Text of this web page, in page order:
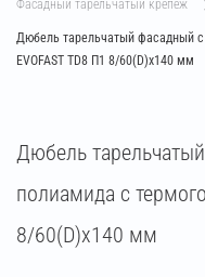
фасадный тарельчатый крепеж
Дюбель тарельчатый фасадный
EVOFAST TD8 П1 8/60(D)х140 мм
Дюбель
полиамида с
8/60(D)х140 мм